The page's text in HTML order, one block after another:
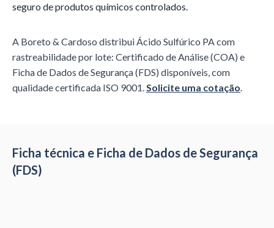
seguro de produtos químicos controlados.
A Boreto & Cardoso distribuiÁcido Sulfúrico PAcom
rastreabilidade por lote: Certificado de Análise (COA) e
Ficha de Dados de Segurança (FDS) disponíveis, com
qualidade certificada ISO 9001.Solicite uma cotação.
Ficha técnica e Ficha de Dados de Segurança
(FDS)